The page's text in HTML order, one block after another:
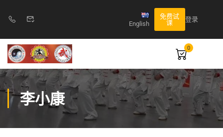
English
免费试
课
登录
0
李小康